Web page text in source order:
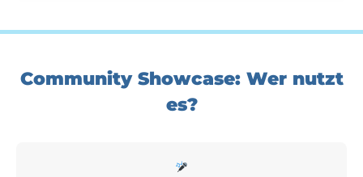
Community Showcase: Wer nutzt
es?